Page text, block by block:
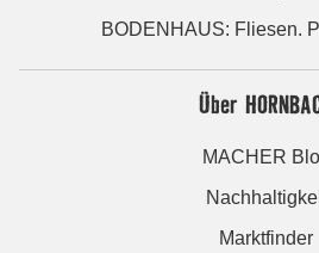
BODENHAUS: Fliesen.
Über
MACHER
Marktfinder